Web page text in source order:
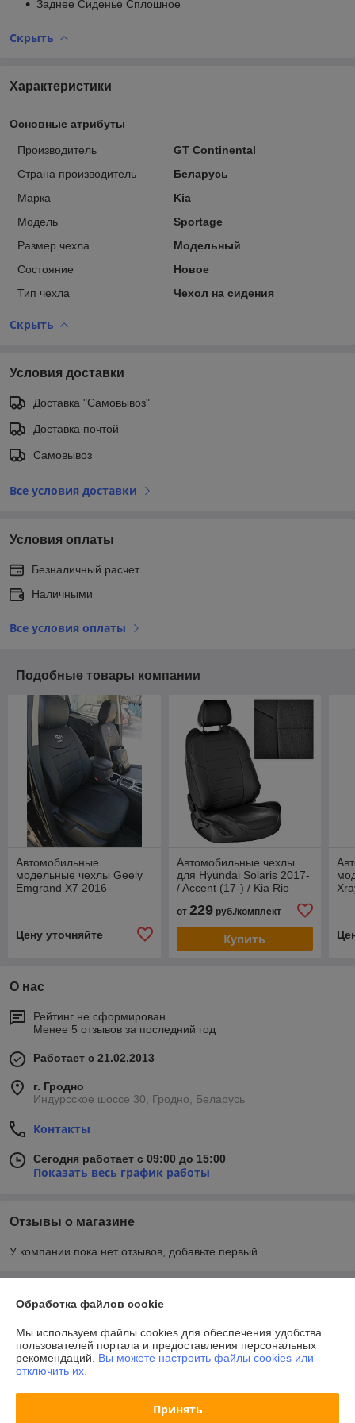
Заднее Сиденье Сплошное
Скрыть
Характеристики
Основные атрибуты
Производитель
GT Continental
Страна производитель
Беларусь
Марка
Kia
Модель
Sportage
Размер чехла
Модельный
Состояние
Новое
Тип чехла
Чехол на сидения
Скрыть
Условия доставки
Доставка "Самовывоз"
Доставка почтой
Самовывоз
Все условия доставки
Условия оплаты
Безналичный расчет
Наличными
Все условия оплаты
Подобные товары компании
Автомобильные
модельные чехлы Geely
Emgrand X7 2016-
Цену уточняйте
Автомобильные чехлы
для Hyundai Solaris 2017-
/ Accent (17-) / Kia Rio
от 229руб./комплект
Купить
О нас
Рейтинг не сформирован
Менее 5 отзывов за последний год
Работает с 21.02.2013
г. Гродно
Индурсское шоссе 30, Гродно, Беларусь
Контакты
Сегодня работает с 09:00 до 15:00
Показать весь график работы
Отзывы о магазине
У компании пока нет отзывов, добавьте первый
О нас
Контакты
Доставка и оплата
Обработка файлов cookie
Мы используем файлы cookies для обеспечения удобства
пользователей портала и предоставления персональных
рекомендаций. Вы можете настроить файлы cookies или
отключить их.
Принять